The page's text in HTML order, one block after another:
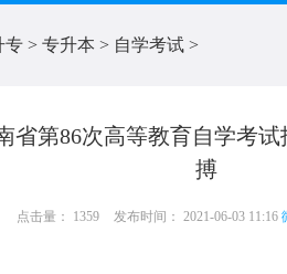
专 > 专升本 > 自学考试 >
省第86次高等教育自学考
搏
点击量： 1359 发布时间： 2021-06-03 11:16